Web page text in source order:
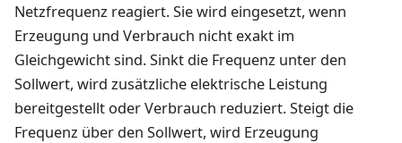
Netzfrequenz reagiert. Sie wird eingesetzt, wenn
Erzeugung und Verbrauch nicht exakt im
Gleichgewicht sind. Sinkt die Frequenz unter den
Sollwert, wird zusätzliche elektrische Leistung
bereitgestellt oder Verbrauch reduziert. Steigt die
Frequenz über den Sollwert, wird Erzeugung